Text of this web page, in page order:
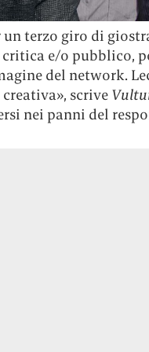
terzo giro di
critica e/o pubblico,
del network.
scrive
nei panni del